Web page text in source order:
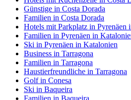
Günstige in Costa Dorada
Familien in Costa Dorada
Hotels mit Parkplatz in Pyrenäen
Familien in Pyrenäen in
Ski in Pyrenäen in Katalonien
Business in Tarragona
Familien in Tarragona
Haustierfreundliche in Tarragona
Golf in Conesa
Ski in Baqueira